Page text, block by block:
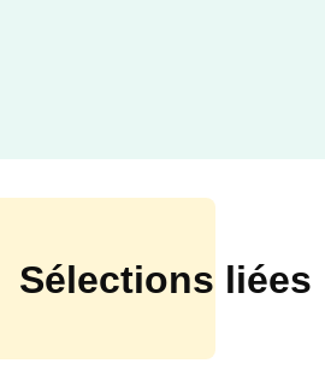
Sélections liées